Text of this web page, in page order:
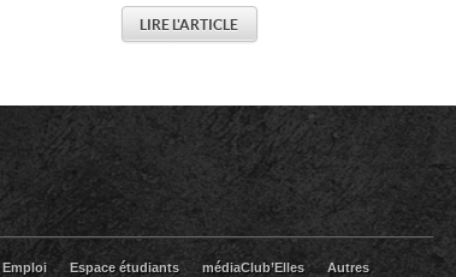
LIRE L'ARTICLE
Emploi Espace étudiants médiaClub’Elles Autres